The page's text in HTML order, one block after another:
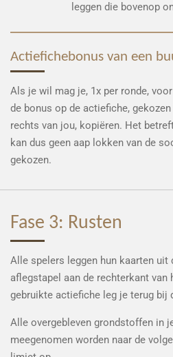
leggen die bovenop
Actiefichebonus van een
Als je wil mag je, 1x per ronde,
de bonus op de actiefiche,
rechts van jou, kopiëren. Het
kan dus geen aap lokken van de
gekozen.
Fase 3: Rusten
Alle spelers leggen hun kaarten uit
aflegstapel aan de rechterkant van
gebruikte actiefiche leg je terug bij
Alle overgebleven grondstoffen in
meegenomen worden naar de